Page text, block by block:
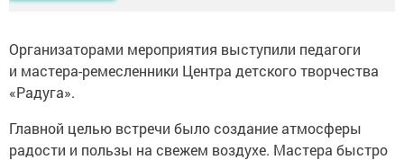
Организаторами мероприятия выступили педагоги
и мастера-ремесленники Центра детского творчества
«Радуга».
Главной целью встречи было создание атмосферы
радости и пользы на свежем воздухе. Мастера быстро